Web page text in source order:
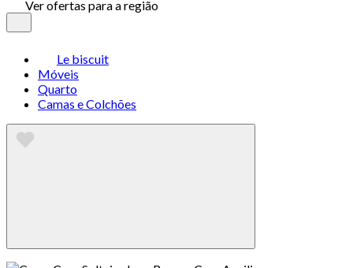
Ver ofertas para a região
Le biscuit
Móveis
Quarto
Camas e Colchões